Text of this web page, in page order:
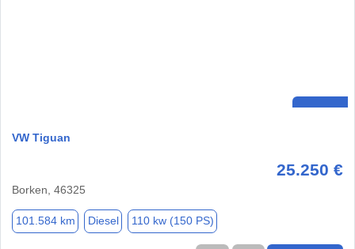
VW Tiguan
25.250 €
Borken, 46325
101.584 km Diesel 110 kw (150 PS)